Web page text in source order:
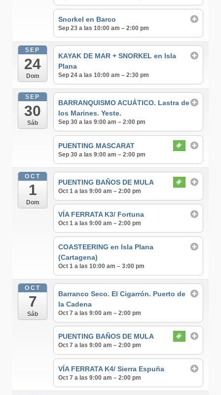
Snorkel en Barco
Sep 23 a las 10:00 am – 2:00 pm
SEP
24
Dom
KAYAK DE MAR + SNORKEL en Isla
Plana
Sep 24 a las 10:00 am – 2:30 pm
SEP
30
Sáb
BARRANQUISMO ACUÁTICO. Lastra de
los Marines. Yeste.
Sep 30 a las 9:00 am – 2:00 pm
PUENTING MASCARAT
Sep 30 a las 9:00 am – 2:00 pm
OCT
1
Dom
PUENTING BAÑOS DE MULA
Oct 1 a las 9:00 am – 2:00 pm
VÍA FERRATA K3/ Fortuna
Oct 1 a las 9:00 am – 2:00 pm
COASTEERING en Isla Plana
(Cartagena)
Oct 1 a las 10:00 am – 3:00 pm
OCT
7
Sáb
Barranco Seco. El Cigarrón. Puerto de
la Cadena
Oct 7 a las 9:00 am – 2:00 pm
PUENTING BAÑOS DE MULA
Oct 7 a las 9:00 am – 2:00 pm
VÍA FERRATA K4/ Sierra Espuña
Oct 7 a las 9:00 am – 2:00 pm